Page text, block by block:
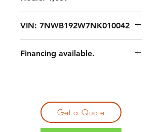
VIN: 7NWB192W7NK010042
Financing available.
Get a Quote